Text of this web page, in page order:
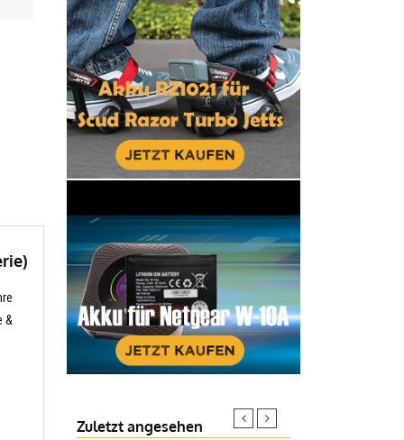
&
Zuletzt angesehen